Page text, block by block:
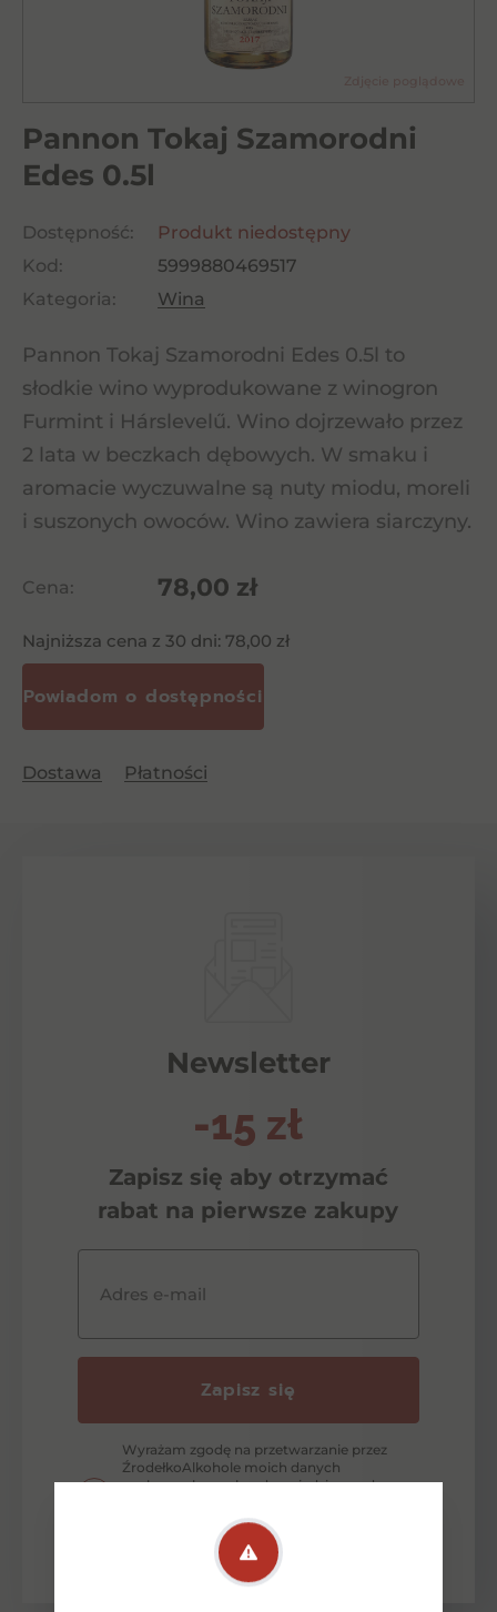
Pannon Tokaj Szamorodni
Edes 0.5l
Dostępność:
Produkt niedostępny
Kod:
5999880469517
Kategoria:
Wina
Pannon Tokaj Szamorodni Edes 0.5l to
słodkie wino wyprodukowane z winogron
Furmint i Hárslevelű. Wino dojrzewało przez
2 lata w beczkach dębowych. W smaku i
aromacie wyczuwalne są nuty miodu, moreli
i suszonych owoców. Wino zawiera siarczyny.
Cena: 78,00 zł
Najniższa cena z 30 dni: 78,00 zł
Dostawa Płatności
Newsletter
-15 zł
Zapisz się aby otrzymać
rabat na pierwsze zakupy
Adres e-mail
Zapisz się
Wyrażam zgodę na przetwarzanie przez
ŹrodełkoAlkohole moich danych
osobowych w celu odpowiedzi na zadane
zasadami ochrony danych osobowych
wyrażonych w Polityce Prywatności.